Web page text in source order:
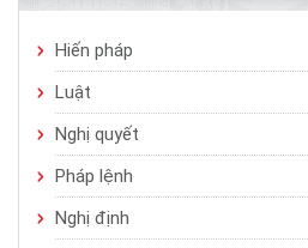
Hiến pháp
Luật
Nghị quyết
Pháp lệnh
Nghị định